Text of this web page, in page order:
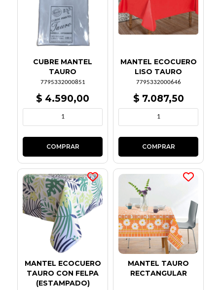
CUBRE MANTEL
TAURO
7795332000851
$ 4.590,00
MANTEL ECOCUERO
LISO TAURO
7795332000646
$ 7.087,50
MANTEL ECOCUERO
TAURO CON FELPA
(ESTAMPADO)
MANTEL TAURO
RECTANGULAR